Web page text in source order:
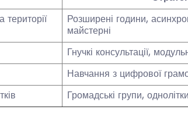
Розширені години,
майстерні
Гнучкі консультації,
Навчання з цифрової
Громадські групи,